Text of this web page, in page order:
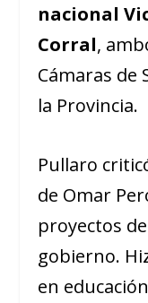
nacional
Corral,
Cámaras de
la Provincia.
Pullaro
de Omar
proyectos
gobierno.
en